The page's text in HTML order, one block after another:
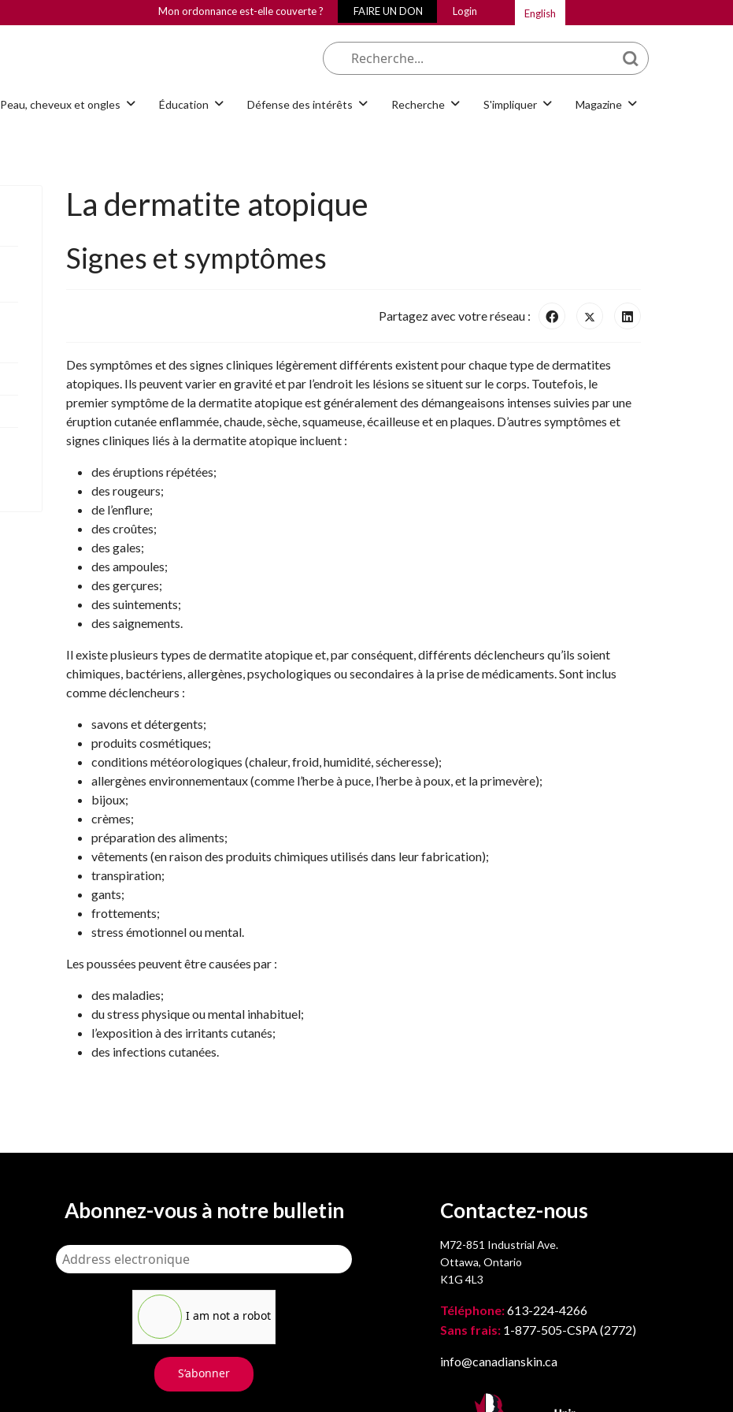
Peau, cheveux et ongles Éducation Défense des intérêts Recherche S'impliquer Magazine
Mon ordonnance est-elle couverte ? FAIRE UN DON Login English
Que cherchez-vous
La dermatite atopique
Signes et symptômes
Partagez avec votre réseau :
Des symptômes et des signes cliniques légèrement différents existent pour chaque type de dermatites
atopiques. Ils peuvent varier en gravité et par l’endroit les lésions se situent sur le corps. Toutefois, le
premier symptôme de la dermatite atopique est généralement des démangeaisons intenses suivies par une
éruption cutanée enflammée, chaude, sèche, squameuse, écailleuse et en plaques. D’autres symptômes et
signes cliniques liés à la dermatite atopique incluent :
des éruptions répétées;
des rougeurs;
de l’enflure;
des croûtes;
des gales;
des ampoules;
des gerçures;
des suintements;
des saignements.
Il existe plusieurs types de dermatite atopique et, par conséquent, différents déclencheurs qu’ils soient
chimiques, bactériens, allergènes, psychologiques ou secondaires à la prise de médicaments. Sont inclus
comme déclencheurs :
savons et détergents;
produits cosmétiques;
conditions météorologiques (chaleur, froid, humidité, sécheresse);
allergènes environnementaux (comme l’herbe à puce, l’herbe à poux, et la primevère);
bijoux;
crèmes;
préparation des aliments;
vêtements (en raison des produits chimiques utilisés dans leur fabrication);
transpiration;
gants;
frottements;
stress émotionnel ou mental.
Les poussées peuvent être causées par :
des maladies;
du stress physique ou mental inhabituel;
l’exposition à des irritants cutanés;
des infections cutanées.
Abonnez-vous à notre bulletin
I am not a robot
S’abonner
Contactez-nous
M72-851 Industrial Ave.
Ottawa, Ontario
K1G 4L3
Téléphone:613-224-4266
Sans frais: 1-877-505-CSPA (2772)
info@canadianskin.ca